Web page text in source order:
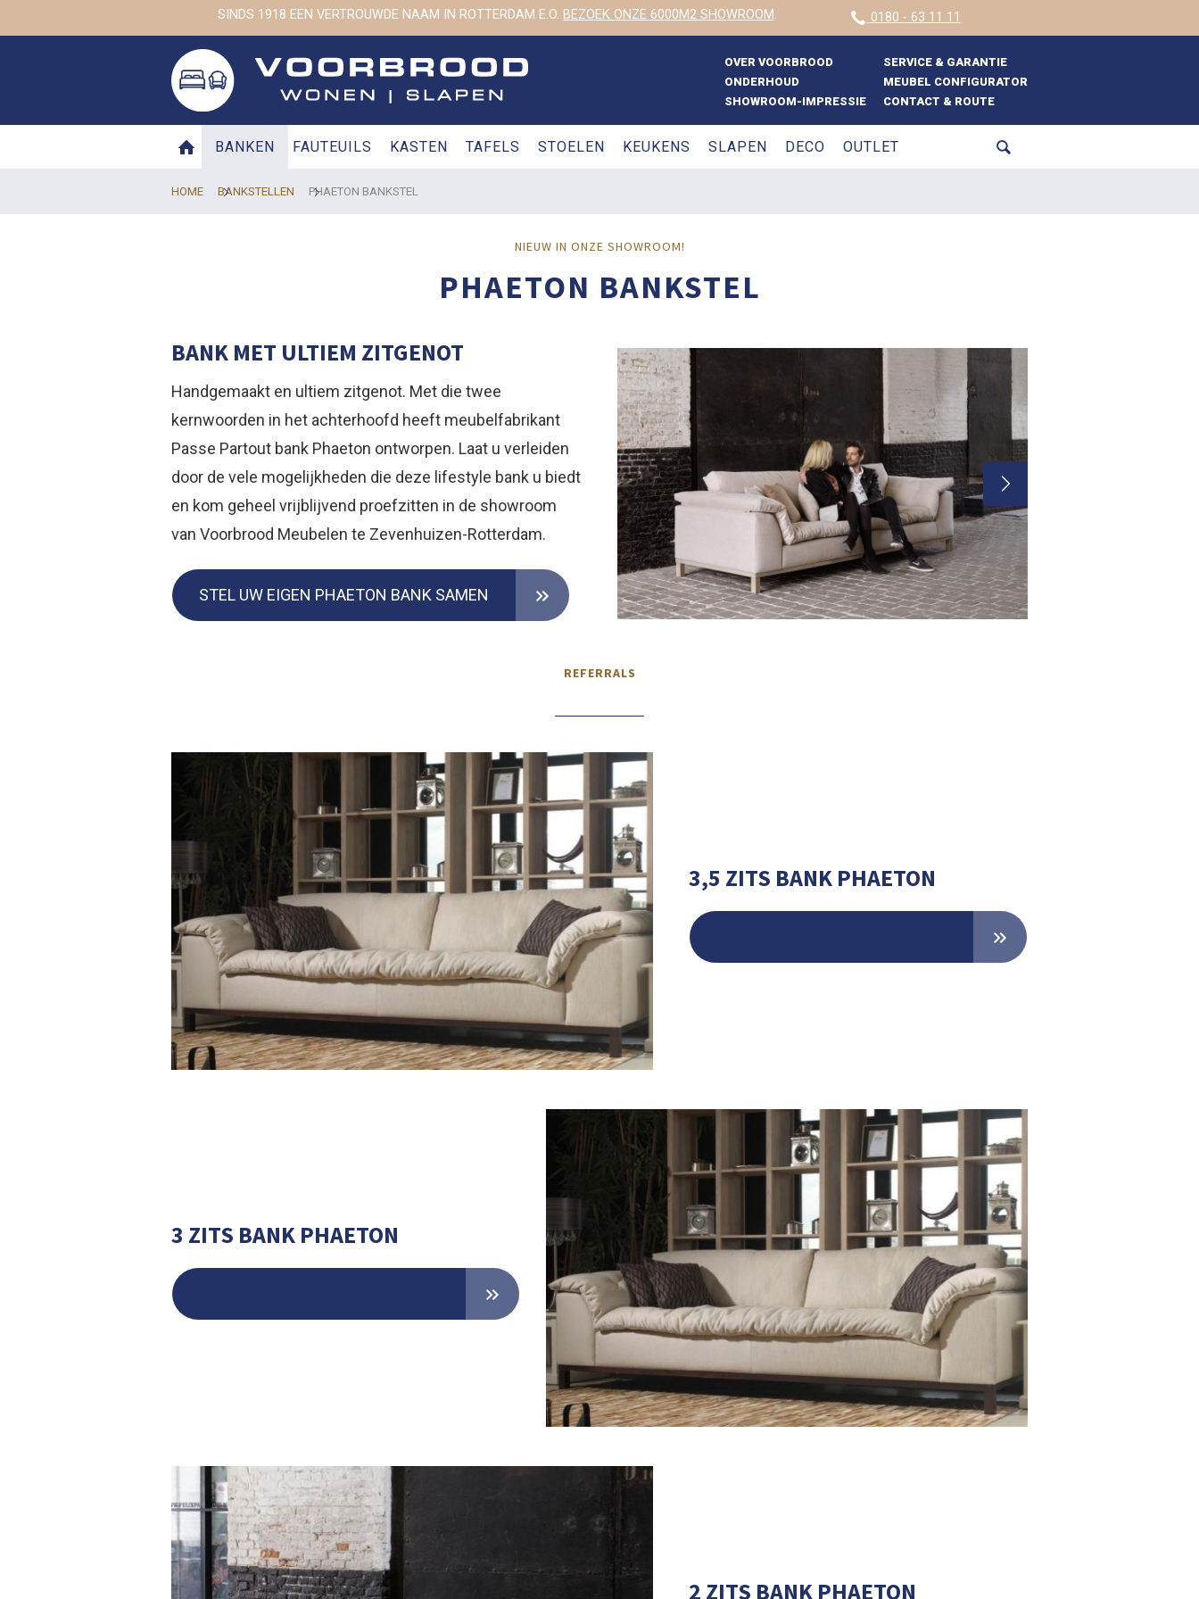
SINDS 1918 EEN VERTROUWDE NAAM IN ROTTERDAM E.O. BEZOEK ONZE 6000M2 SHOWROOM. 0180 - 63 11 11
OVER VOORBROOD
SERVICE & GARANTIE
ONDERHOUD
MEUBEL CONFIGURATOR
SHOWROOM-IMPRESSIE
CONTACT & ROUTE
BANKEN FAUTEUILS KASTEN TAFELS STOELEN KEUKENS SLAPEN DECO OUTLET
HOME BANKSTELLEN PHAETON BANKSTEL
PHAETON BANKSTEL
NIEUW IN ONZE SHOWROOM!
BANK MET ULTIEM ZITGENOT
Handgemaakt en ultiem zitgenot. Met die twee
kernwoorden in het achterhoofd heeft meubelfabrikant
Passe Partout bank Phaeton ontworpen. Laat u verleiden
door de vele mogelijkheden die deze lifestyle bank u biedt
en kom geheel vrijblijvend proefzitten in de showroom
van Voorbrood Meubelen te Zevenhuizen-Rotterdam.
STEL UW EIGEN PHAETON BANK SAMEN
REFERRALS
3,5 ZITS BANK PHAETON
3 ZITS BANK PHAETON
2 ZITS BANK PHAETON